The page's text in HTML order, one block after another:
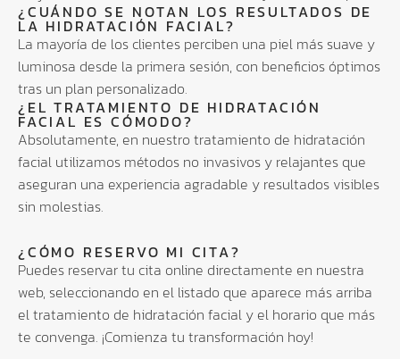
¿CUÁNDO SE NOTAN LOS RESULTADOS DE
LA HIDRATACIÓN FACIAL?
La mayoría de los clientes perciben una piel más suave y
luminosa desde la primera sesión, con beneficios óptimos
tras un plan personalizado.
¿EL TRATAMIENTO DE HIDRATACIÓN
FACIAL ES CÓMODO?
Absolutamente, en nuestro tratamiento de hidratación
facial utilizamos métodos no invasivos y relajantes que
aseguran una experiencia agradable y resultados visibles
sin molestias.
¿CÓMO RESERVO MI CITA?
Puedes reservar tu cita online directamente en nuestra
web, seleccionando en el listado que aparece más arriba
el tratamiento de hidratación facial y el horario que más
te convenga. ¡Comienza tu transformación hoy!